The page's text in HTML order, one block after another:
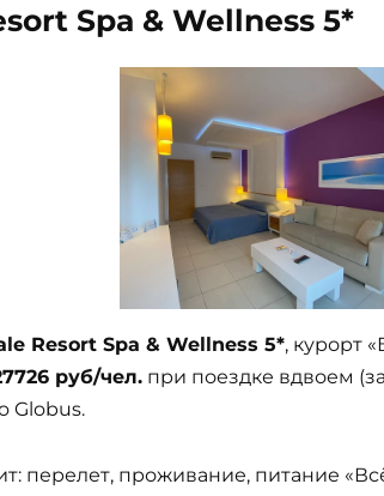
Spa & Wellness 5*
Resort Spa & Wellness 5*, курорт
руб/чел. при поездке вдвоем
Globus.
перелет, проживание, питание